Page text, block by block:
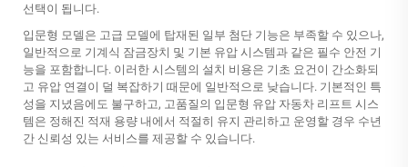
선택이 됩니다.
입문형 모델은 고급 모델에 탑재된 일부 첨단 기능은 부족할 수 있으나,
일반적으로 기계식 잠금장치 및 기본 유압 시스템과 같은 필수 안전 기
능을 포함합니다. 이러한 시스템의 설치 비용은 기초 요건이 간소화되
고 유압 연결이 덜 복잡하기 때문에 일반적으로 낮습니다. 기본적인 특
성을 지녔음에도 불구하고, 고품질의 입문형 유압 자동차 리프트 시스
템은 정해진 적재 용량 내에서 적절히 유지 관리하고 운영할 경우 수년
간 신뢰성 있는 서비스를 제공할 수 있습니다.